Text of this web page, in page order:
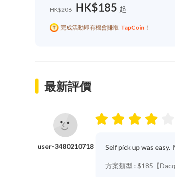
HK$206 HK$185 起
完成活動即有機會賺取 TapCoin ！
最新評價
user-3480210718 Self pick up was
方案類型 : $185【